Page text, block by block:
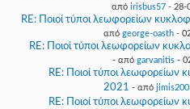
από irisbus57- 28-
RE: Ποιοί τύποι λεωφορείων
από george-oasth-
RE: Ποιοί τύποι λεωφορείων
- από garvanitis -
RE: Ποιοί τύποι
2021 - από
RE: Ποιοί τύποι